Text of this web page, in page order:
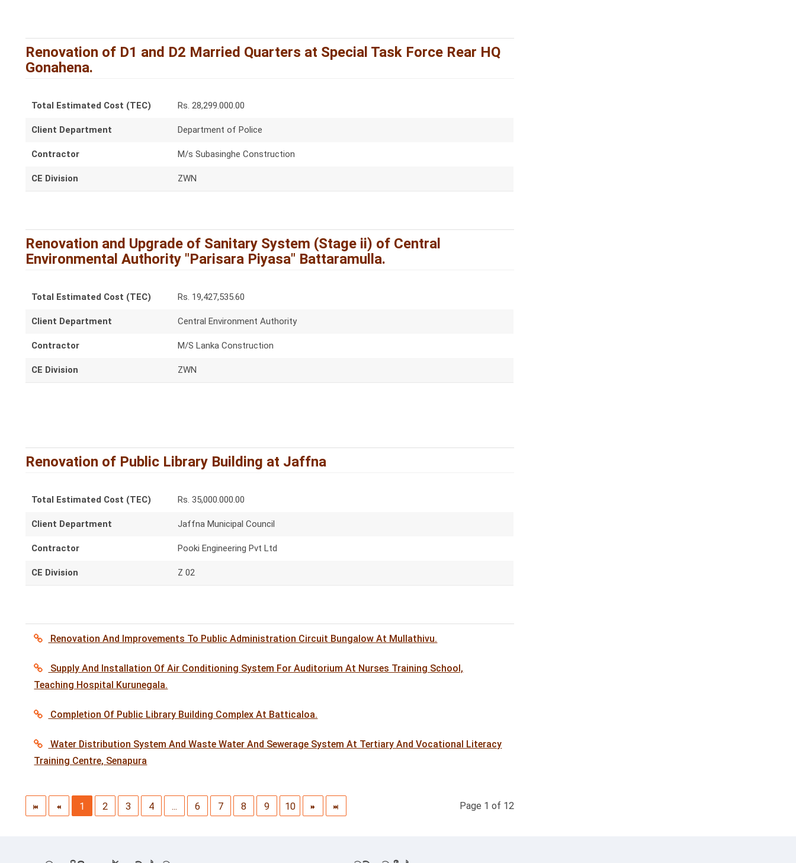
Renovation of D1 and D2 Married Quarters at Special Task Force Rear HQ
Gonahena.
Total Estimated Cost (TEC) Rs. 28,299.000.00
Client Department Department of Police
Contractor M/s Subasinghe Construction
CE Division ZWN
Renovation and Upgrade of Sanitary System (Stage ii) of Central
Environmental Authority "Parisara Piyasa" Battaramulla.
Total Estimated Cost (TEC) Rs. 19,427,535.60
Client Department Central Environment Authority
Contractor M/S Lanka Construction
CE Division ZWN
Renovation of Public Library Building at Jaffna
Total Estimated Cost (TEC) Rs. 35,000.000.00
Client Department Jaffna Municipal Council
Contractor Pooki Engineering Pvt Ltd
CE Division Z 02
Renovation And Improvements To Public Administration Circuit Bungalow At Mullathivu.
Supply And Installation Of Air Conditioning System For Auditorium At Nurses Training School,
Teaching Hospital Kurunegala.
Completion Of Public Library Building Complex At Batticaloa.
Water Distribution System And Waste Water And Sewerage System At Tertiary And Vocational Literacy
Training Centre, Senapura
Page 1 of 12
1 2 3 4 ... 6 7 8 9 10